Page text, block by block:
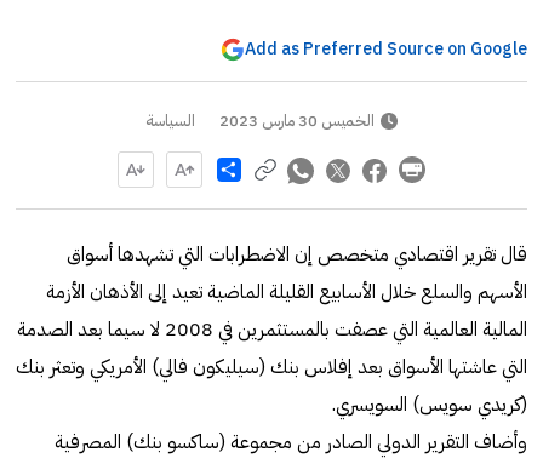
Add as Preferred Source on Google
الخميس 30 مارس 2023 السياسة
Share
قال تقرير اقتصادي متخصص إن الاضطرابات التي تشهدها أسواق
الأسهم والسلع خلال الأسابيع القليلة الماضية تعيد إلى الأذهان الأزمة
المالية العالمية التي عصفت بالمستثمرين في 2008 لا سيما بعد الصدمة
التي عاشتها الأسواق بعد إفلاس بنك (سيليكون فالي) الأمريكي وتعثر بنك
(كريدي سويس) السويسري.
وأضاف التقرير الدولي الصادر من مجموعة (ساكسو بنك) المصرفية